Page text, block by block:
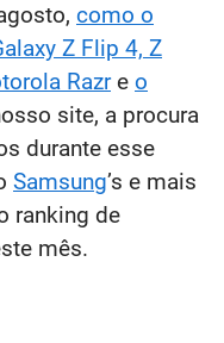
como o
Z Flip 4, Z
Razre o
site, a procura
durante esse
Samsung’s e mais
ranking de
mês.